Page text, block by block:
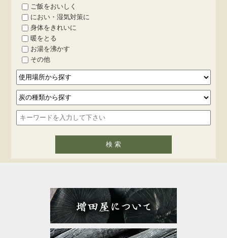
ご飯をおいしく
におい・湿気対策に
身体をきれいに
暖をとる
お湯を沸かす
その他